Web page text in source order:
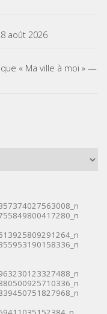
août 2026
« Ma ville à moi » —